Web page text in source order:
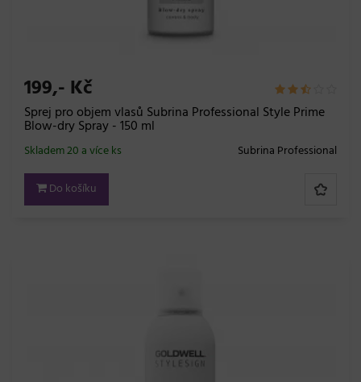
199,- Kč
Sprej pro objem vlasů Subrina Professional Style Prime
Blow-dry Spray - 150 ml
Subrina Professional
Skladem 20 a více ks
Do košíku